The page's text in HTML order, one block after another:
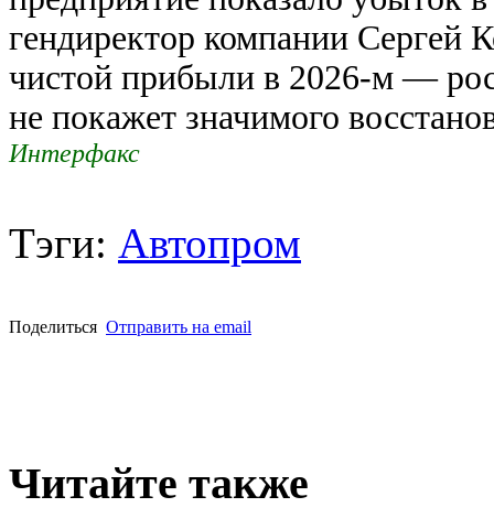
гендиректор компании Сергей
чистой прибыли в 2026-м —
не покажет значимого
Интерфакс
Тэги: Автопром
Поделиться Отправить на email
Читайте также